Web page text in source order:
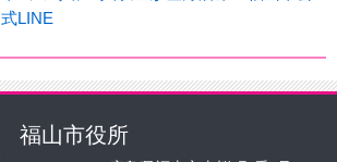
式LINE
福山市役所